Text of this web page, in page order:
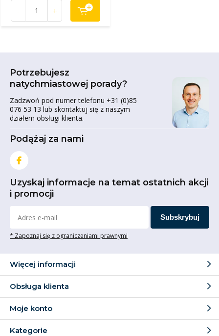
- +
Potrzebujesz
natychmiastowej porady?
Zadzwoń pod numer telefonu +31 (0)85
076 53 13 lub skontaktuj się z naszym
działem obsługi klienta.
Podążaj za nami
Uzyskaj informacje na temat ostatnich akcji
i promocji
Subskrybuj
* Zapoznaj się z ograniczeniami prawnymi
Więcej informacji
Obsługa klienta
Moje konto
Kategorie